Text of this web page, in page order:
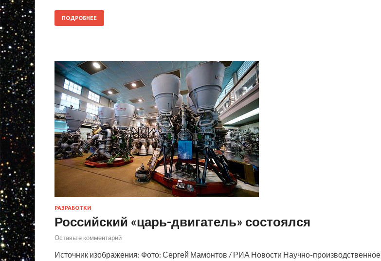
ПОДРОБНЕЕ
РАЗРАБОТКИ
Российский «царь-двигатель» состоялся
Оставьте комментарий
Источник изображения: Фото: Сергей Мамонтов / РИА Новости Научно-производственное